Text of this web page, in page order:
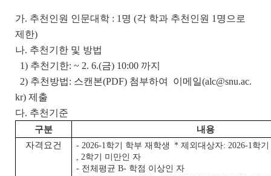
가. 추천인원 인문대학 : 1명 (각 학과 추천인원 1명으로
제한)
나. 추천기한 및 방법
1) 추천기한: ~ 2. 6.(금) 10:00 까지
2) 추천방법: 스캔본(PDF) 첨부하여 이메일(alc@snu.ac.
kr) 제출
다. 추천기준
구분
내용
자격요건
- 2026-1학기 학부 재학생 * 제외대상자: 2026-1학
, 2학기 미만인 자
- 전체평균 B- 학점 이상인 자